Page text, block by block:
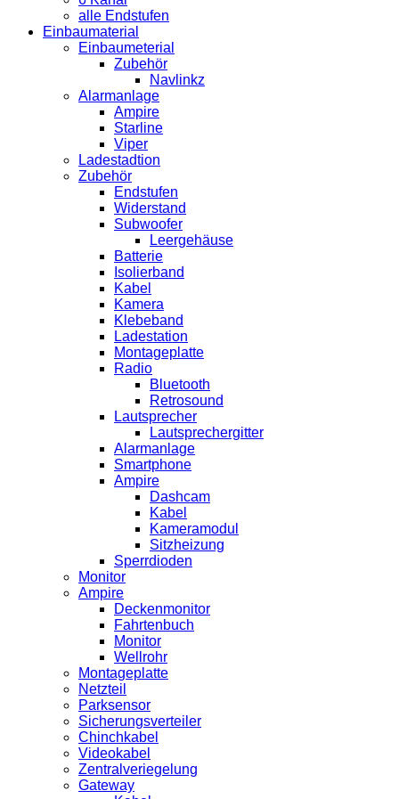
alle Endstufen
Einbaumaterial
Einbaumeterial
Zubehör
Navlinkz
Alarmanlage
Ampire
Starline
Viper
Ladestadtion
Zubehör
Endstufen
Widerstand
Subwoofer
Leergehäuse
Batterie
Isolierband
Kabel
Kamera
Klebeband
Ladestation
Montageplatte
Radio
Bluetooth
Retrosound
Lautsprecher
Lautsprechergitter
Alarmanlage
Smartphone
Ampire
Dashcam
Kabel
Kameramodul
Sitzheizung
Sperrdioden
Monitor
Ampire
Deckenmonitor
Fahrtenbuch
Monitor
Wellrohr
Montageplatte
Netzteil
Parksensor
Sicherungsverteiler
Chinchkabel
Videokabel
Zentralveriegelung
Gateway